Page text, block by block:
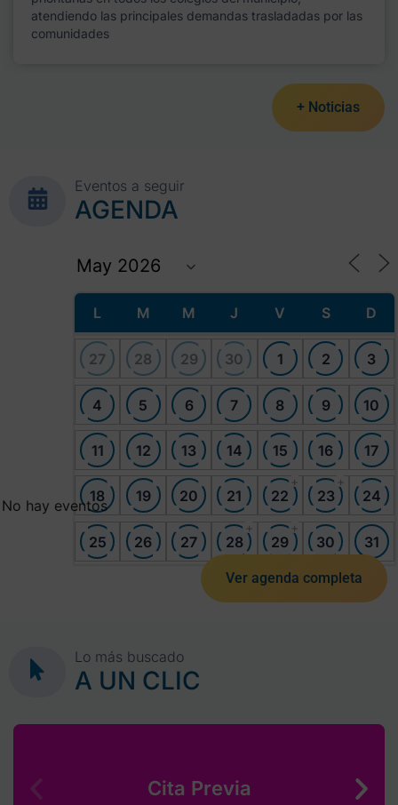
atendiendo las principales demandas trasladadas por las
comunidades
+ Noticias
Eventos a seguir
AGENDA
L M M J V S D
27 28 29 30 1 2 3
4 5 6 7 8 9 10
11 12 13 14 15 16 17
18 19 20 21 22
+
23
+
24
25 26 27 28
+
29
+
30 31
No hay eventos
Ver agenda completa
Lo más buscado
A UN CLIC
Cita Previa